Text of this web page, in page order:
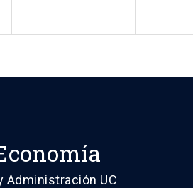
Administración UC